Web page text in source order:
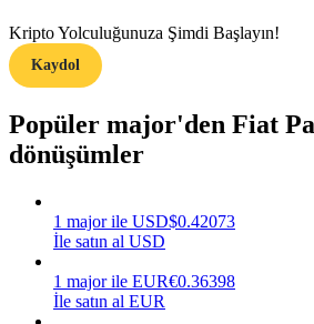
Ticaret stratejileri
Nasıl kârlı kalabileceğinizi öğrenin
Kazan
Kripto Yolculuğunuza Şimdi Başlayın!
Kaydol
Popüler major'den Fiat
dönüşümler
1 major ile USD$0.42073
İle satın al USD
1 major ile EUR€0.36398
İle satın al EUR